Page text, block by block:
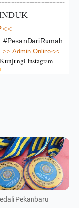
>> Admin Online<<
Kunjungi Instagram
Pekanbaru